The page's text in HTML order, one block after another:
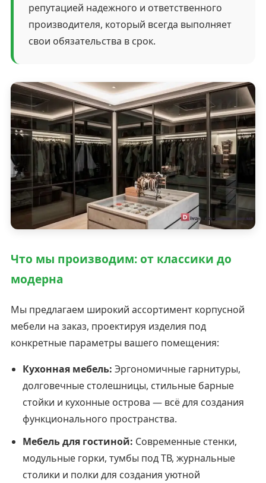
репутацией надежного и ответственного
производителя, который всегда выполняет
свои обязательства в срок.
Что мы производим: от классики до
модерна
Мы предлагаем широкий ассортимент корпусной
мебели на заказ, проектируя изделия под
конкретные параметры вашего помещения:
Кухонная мебель: Эргономичные гарнитуры,
долговечные столешницы, стильные барные
стойки и кухонные острова — всё для создания
функционального пространства.
Мебель для гостиной: Современные стенки,
модульные горки, тумбы под ТВ, журнальные
столики и полки для создания уютной